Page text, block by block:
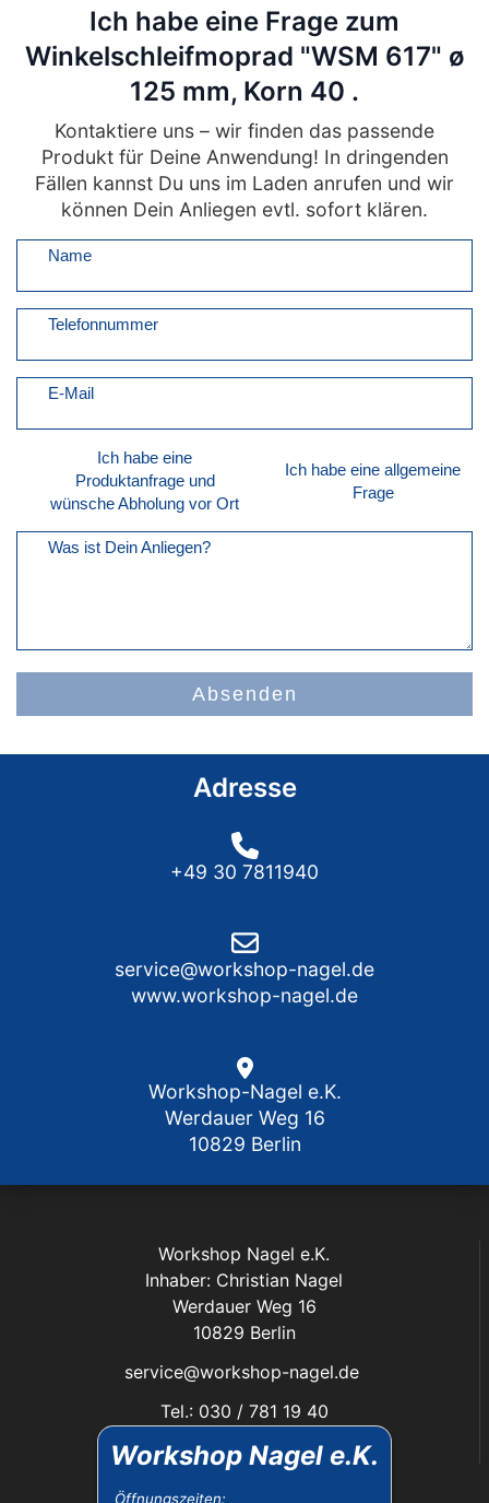
Workshop Nagel e.K.
Öffnungszeiten:
Ich habe eine Frage zum
Winkelschleifmoprad "WSM 617" ø
125 mm, Korn 40 .
Kontaktiere uns – wir finden das passende
Produkt für Deine Anwendung! In dringenden
Fällen kannst Du uns im Laden anrufen und wir
können Dein Anliegen evtl. sofort klären.
Name
Telefonnummer
E-Mail
Ich habe eine
Produktanfrage und
wünsche Abholung vor Ort
Ich habe eine allgemeine
Frage
Was ist Dein Anliegen?
Absenden
Adresse
+49 30 7811940
service@workshop-nagel.de
www.workshop-nagel.de
Workshop-Nagel e.K.
Werdauer Weg 16
10829 Berlin
Workshop Nagel e.K.
Inhaber: Christian Nagel
Werdauer Weg 16
10829 Berlin
service@workshop-nagel.de
Tel.: 030 / 781 19 40
Das Unternehmen: